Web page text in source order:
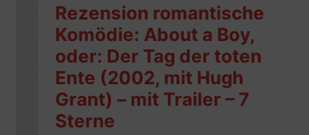
und
ein
Todesfall
(1994,
mit
Hugh
Grant;
Rezension romantische
Komödie: About a Boy,
oder: Der Tag der toten
Ente (2002, mit Hugh
Grant) – mit Trailer – 7
Sterne